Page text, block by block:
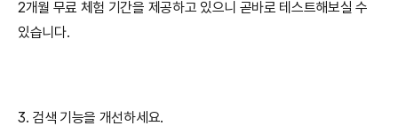
2개월 무료 체험 기간을 제공하고 있으니 곧바로 테스트해보실 수
있습니다.
3. 검색 기능을 개선하세요.